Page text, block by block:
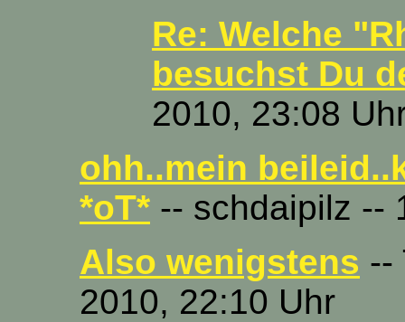
Re: Welche
besuchst Du
2010, 23:08
ohh..mein
*oT* -- schdaipilz --
Also wenigstens --
2010, 22:10 Uhr